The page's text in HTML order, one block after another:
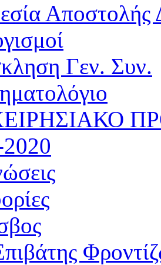
Αποστολής
Γεν. Συν.